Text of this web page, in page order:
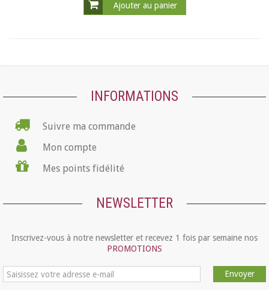
Ajouter au panier
INFORMATIONS
Suivre ma commande
Mon compte
Mes points fidélité
NEWSLETTER
Inscrivez-vous à notre newsletter et recevez 1 fois par semaine nos
PROMOTIONS
Envoyer